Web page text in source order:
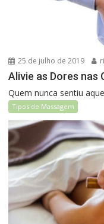
25 de julho de 2019
Alivie as Dores nas
Quem nunca sentiu
Tipos de Massagem